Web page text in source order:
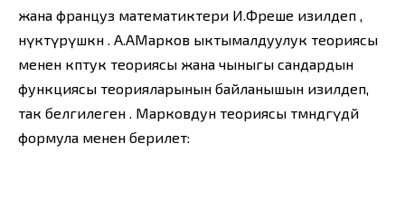
жана француз математиктери И.Фреше изилдеп ,
өнүктүрүшкөн . А.АМарков ыктымалдуулук теориясы
менен көптук теориясы жана чыныгы сандардын
функциясы теорияларынын байланышын изилдеп,
так белгилеген . Марковдун теориясы төмөндөгүдөй
формула менен берилет: